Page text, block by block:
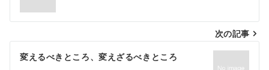
ナ
ビ
ゲ
次の記事
変えるべきところ、変えざるべきところ